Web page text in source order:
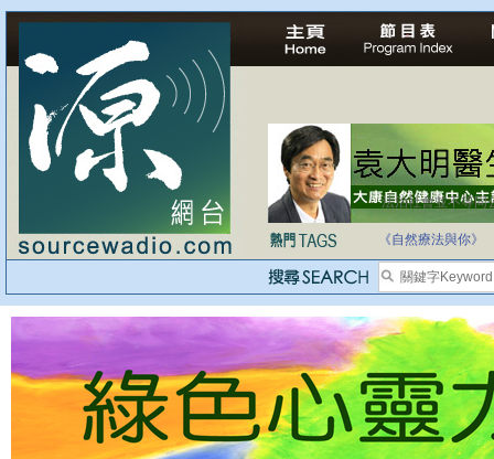
法治社會並不等同
自家教育合法化-
《自然療法與你》